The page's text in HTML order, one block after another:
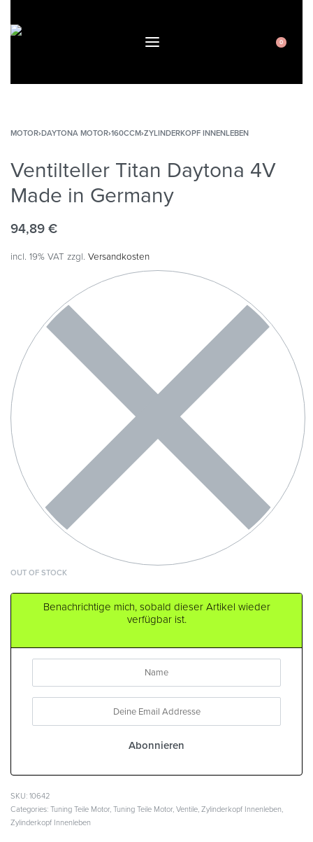
0
MOTOR›DAYTONA MOTOR›160CCM›ZYLINDERKOPF INNENLEBEN
Ventilteller Titan Daytona 4V
Made in Germany
94,89 €
incl. 19% VAT zzgl. Versandkosten
OUT OF STOCK
Benachrichtige mich, sobald dieser Artikel wieder
verfügbar ist.
SKU: 10642
Categories: Tuning Teile Motor, Tuning Teile Motor, Ventile, Zylinderkopf Innenleben,
Zylinderkopf Innenleben